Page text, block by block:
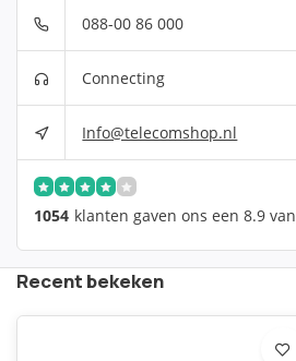
088-00 86 000
Connecting
Info@telecomshop.nl
1054 klanten gaven ons een 8.9 van
Recent bekeken